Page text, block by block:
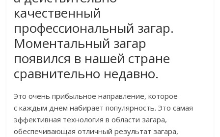
качественный
профессиональный загар.
Моментальный загар
появился в нашей стране
сравнительно недавно.
Это очень прибыльное направление, которое
с каждым днем набирает популярность. Это самая
эффективная технология в области загара,
обеспечивающая отличный результат загара,